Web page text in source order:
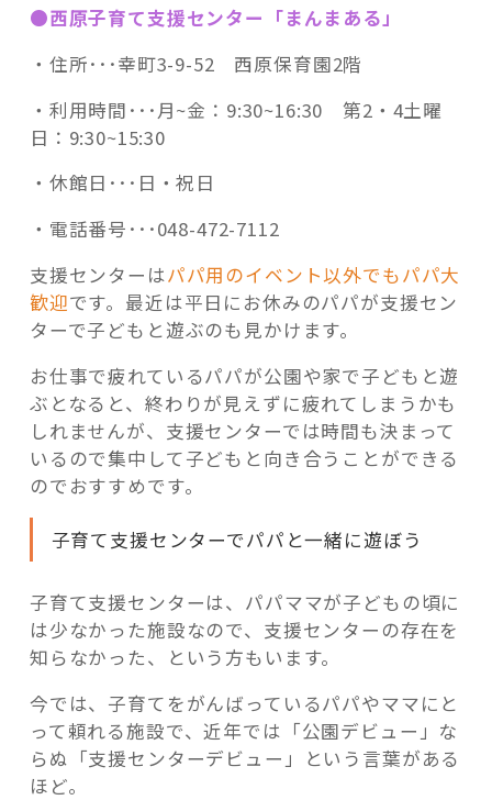
●西原子育て支援センター「まんまある」
・住所･･･幸町3-9-52 西原保育園2階
・利用時間･･･ 月~金：9:30~16:30第2・4土曜
日：9:30~15:30
・休館日･･･ 日・祝日
・電話番号･･･048-472-7112
支援センターはパパ用のイベント以外でもパパ大
歓迎です。最近は平日にお休みのパパが支援セン
ターで子どもと遊ぶのも見かけます。
お仕事で疲れているパパが公園や家で子どもと遊
ぶとなると、終わりが見えずに疲れてしまうかも
しれませんが、支援センターでは時間も決まって
いるので集中して子どもと向き合うことができる
のでおすすめです。
子育て支援センターでパパと一緒に遊ぼう
子育て支援センターは、パパママが子どもの頃に
は少なかった施設なので、支援センターの存在を
知らなかった、という方もいます。
今では、子育てをがんばっているパパやママにと
って頼れる施設で、近年では「公園デビュー」な
らぬ「支援センターデビュー」という言葉がある
ほど。